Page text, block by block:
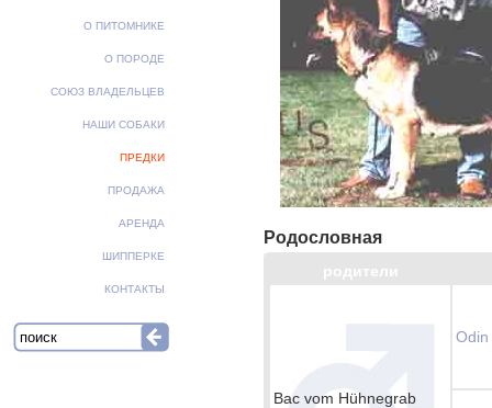
О ПИТОМНИКЕ
О ПОРОДЕ
СОЮЗ ВЛАДЕЛЬЦЕВ
НАШИ СОБАКИ
ПРЕДКИ
ПРОДАЖА
АРЕНДА
ШИППЕРКЕ
КОНТАКТЫ
Родословная
родители
Bac vom Hühnegrab
Odin